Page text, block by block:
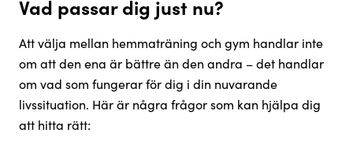
Vad passar dig just nu?
Att välja mellan hemmaträning och gym handlar inte
om att den ena är bättre än den andra – det handlar
om vad som fungerar för dig i din nuvarande
livssituation. Här är några frågor som kan hjälpa dig
att hitta rätt: